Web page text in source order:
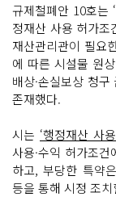
규제철폐안 10호는
정재산 사용 허가조
재산관리관이 필요
에 따른 시설물 원
배상·손실보상 청
존재했다.
시는 ‘행정재산 사
사용·수익 허가조
하고, 부당한 특약
등을 통해 시정 조